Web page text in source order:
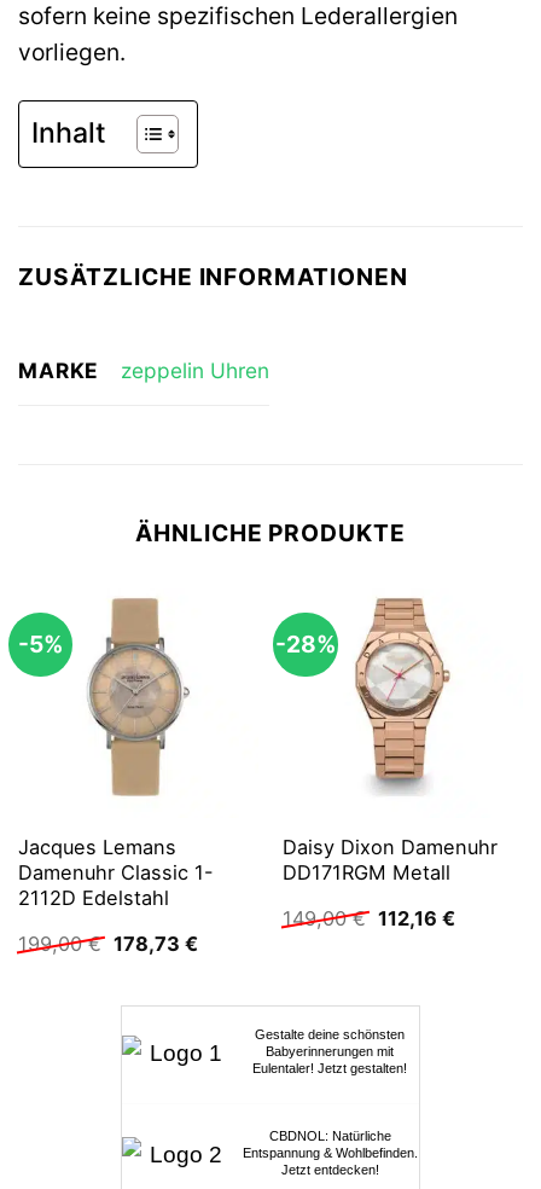
sofern keine spezifischen Lederallergien
vorliegen.
Inhalt
ZUSÄTZLICHE INFORMATIONEN
MARKE zeppelin Uhren
ÄHNLICHE PRODUKTE
-5%
Jacques Lemans
Damenuhr Classic 1-
2112D Edelstahl
199,00€ Ursprünglicher
Preis
199,00 €
178,73 €Aktueller
178,73 €.
-28%
Daisy Dixon Damenuhr
DD171RGM Metall
149,00€ Ursprünglicher
Preis
112,16 €Aktueller
Gestalte deine schönsten
Babyerinnerungen mit
Eulentaler! Jetzt gestalten!
CBDNOL: Natürliche
Entspannung & Wohlbefinden.
Jetzt entdecken!